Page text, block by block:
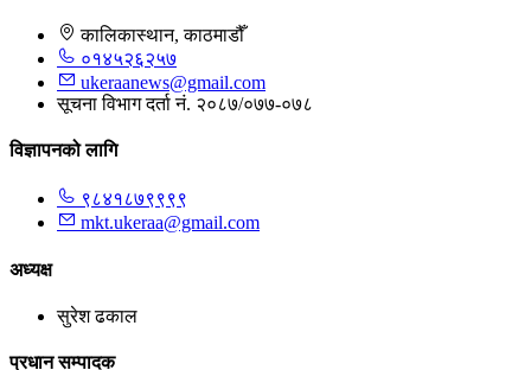
कालिकास्थान, काठमाडौँ
०१४५२६२५७
ukeraanews@gmail.com
सूचना विभाग दर्ता नं. २०८७/०७७-०७८
विज्ञापनको लागि
९८४१८७९९९९
mkt.ukeraa@gmail.com
अध्यक्ष
सुरेश ढकाल
प्रधान सम्पादक